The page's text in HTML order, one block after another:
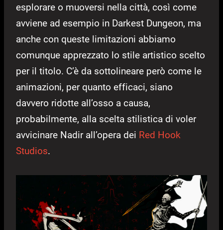
esplorare o muoversi nella città, così come
avviene ad esempio in Darkest Dungeon, ma
anche con queste limitazioni abbiamo
comunque apprezzato lo stile artistico scelto
per il titolo. C’è da sottolineare però come le
animazioni, per quanto efficaci, siano
davvero ridotte all’osso a causa,
probabilmente, alla scelta stilistica di voler
avvicinare Nadir all’opera dei Red Hook
Studios.